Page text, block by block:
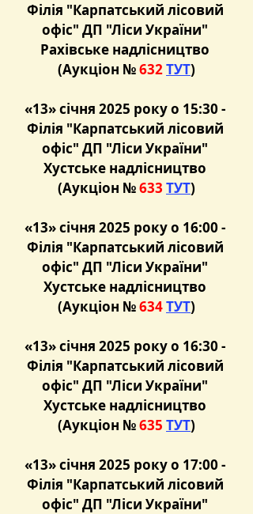
Філія "Карпатський лісовий
офіс" ДП "Ліси України"
Рахівське надлісництво
(Аукціон № 632 ТУТ)
«13» січня 2025 року о 15:30 -
Філія "Карпатський лісовий
офіс" ДП "Ліси України"
Хустське надлісництво
(Аукціон № 633 ТУТ)
«13» січня 2025 року о 16:00 -
Філія "Карпатський лісовий
офіс" ДП "Ліси України"
Хустське надлісництво
(Аукціон № 634 ТУТ)
«13» січня 2025 року о 16:30 -
Філія "Карпатський лісовий
офіс" ДП "Ліси України"
Хустське надлісництво
(Аукціон № 635 ТУТ)
«13» січня 2025 року о 17:00 -
Філія "Карпатський лісовий
офіс" ДП "Ліси України"